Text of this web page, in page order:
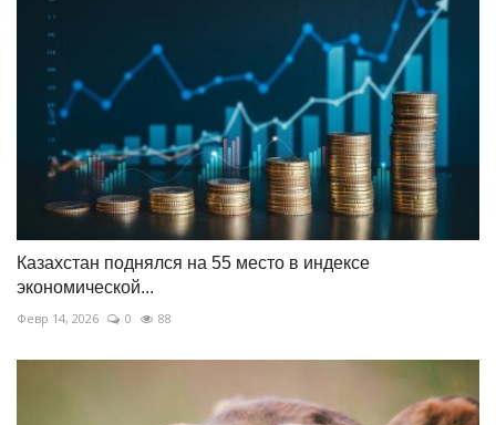
Казахстан поднялся на 55 место в индексе
экономической...
Февр 14, 2026 0 88